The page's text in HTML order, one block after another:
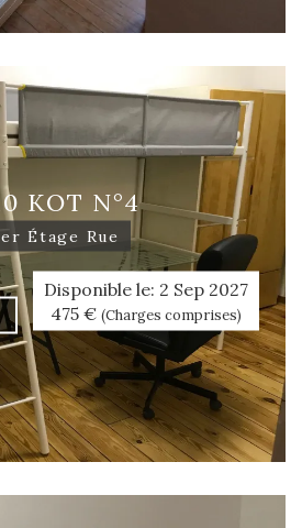
KOT N°4
Étage Rue
Disponible le: 2 Sep 2027
475 € (Charges comprises)